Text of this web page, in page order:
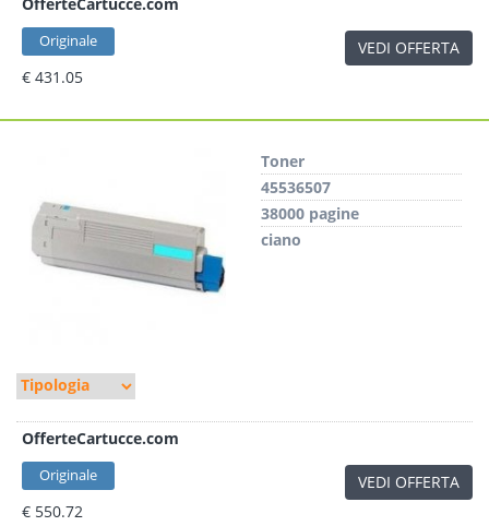
Originale
€ 431.05
VEDI OFFERTA
Toner
45536507
38000 pagine
ciano
OfferteCartucce.com
Originale
€ 550.72
VEDI OFFERTA